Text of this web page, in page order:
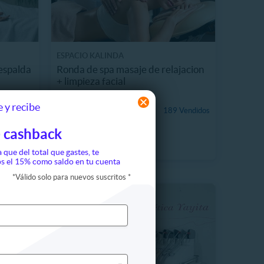
y recibe
cashback
que del total que gastes, te
el 15% como saldo en tu cuenta
*Válido solo para nuevos suscritos *
Ronda de spa masaje de relajacion
+ limpieza facial
189 Vendidos